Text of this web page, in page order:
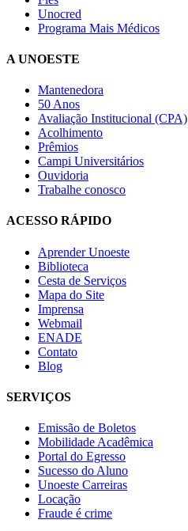
Unocred
Programa Mais Médicos
A UNOESTE
Mantenedora
50 Anos
Avaliação Institucional (CPA)
Acolhimento
Prêmios
Campi Universitários
Ouvidoria
Trabalhe conosco
ACESSO RÁPIDO
Aprender Unoeste
Biblioteca
Cesta de Serviços
Mapa do Site
Imprensa
Webmail
ENADE
Contato
Blog
SERVIÇOS
Emissão de Boletos
Mobilidade Acadêmica
Portal do Egresso
Sucesso do Aluno
Unoeste Carreiras
Locação
Fraude é crime